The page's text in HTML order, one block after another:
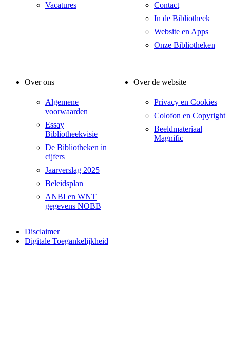
Vacatures
Contact
In de Bibliotheek
Website en Apps
Onze Bibliotheken
Over ons
Algemene
voorwaarden
Essay
Bibliotheekvisie
De Bibliotheken in
cijfers
Jaarverslag 2025
Beleidsplan
ANBI en WNT
gegevens NOBB
Over de website
Privacy en Cookies
Colofon en Copyright
Beeldmateriaal
Magnific
Disclaimer
Digitale Toegankelijkheid